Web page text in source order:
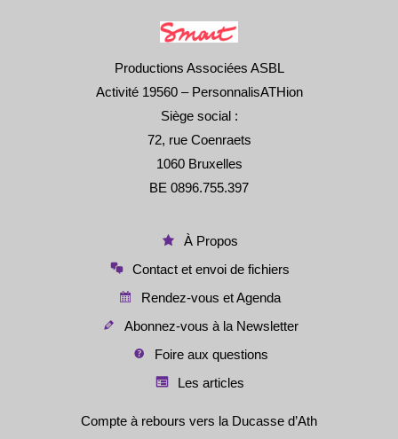
Productions Associées ASBL
Activité 19560 – PersonnalisATHion
Siège social :
72, rue Coenraets
1060 Bruxelles
BE 0896.755.397
À Propos
Contact et envoi de fichiers
Rendez-vous et Agenda
Abonnez-vous à la Newsletter
Foire aux questions
Les articles
Compte à rebours vers la Ducasse d’Ath